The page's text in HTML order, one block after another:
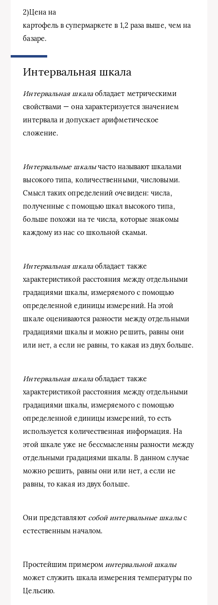
2)Цена на
картофель в супермаркете в 1,2 раза выше, чем на
базаре.
Интервальная шкала
Интервальная шкалаобладает метрическими
свойствами — она характеризуется значением
интервала и допускает арифметическое
сложение.
Интервальные шкалычасто называют шкалами
высокого типа, количественными, числовыми.
Смысл таких определений очевиден: числа,
полученные с помощью шкал высокого типа,
больше похожи на те числа, которые знакомы
каждому из нас со школьной скамьи.
Интервальная шкалаобладает также
характеристикой расстояния между отдельными
градациями шкалы, измеряемого с помощью
определенной единицы измерений. На этой
шкале оцениваются разности между отдельными
градациями шкалы и можно решить, равны они
или нет, а если не равны, то какая из двух больше.
Интервальная шкалаобладает также
характеристикой расстояния между отдельными
градациями шкалы, измеряемого с помощью
определенной единицы измерений, то есть
используется количественная информация. На
этой шкале уже не бессмысленны разности между
отдельными градациями шкалы. В данном случае
можно решить, равны они или нет, а если не
равны, то какая из двух больше.
Они представляютсобой интервальные шкалыс
естественным началом.
Простейшим примероминтервальной шкалы
может служить шкала измерения температуры по
Цельсию.